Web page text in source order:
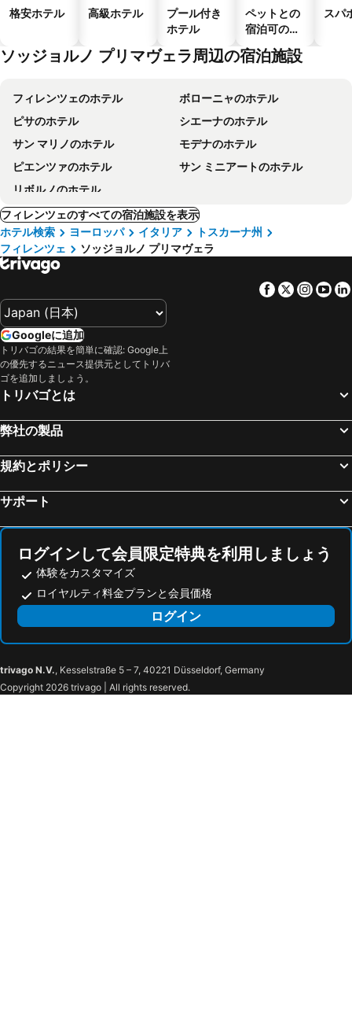
格安ホテル 高級ホテル
プール付き
ホテル
ペットとの
宿泊可のホ
テル
スパ
ソッジョルノ プリマヴェラ周辺の宿泊施設
フィレンツェのホテル
ボローニャのホテル
ピサのホテル
シエーナのホテル
サン マリノのホテル
モデナのホテル
ピエンツァのホテル
サン ミニアートのホテル
リボルノのホテル
フィレンツェのすべての宿泊施設を表示
ホテル検索
ヨーロッパ イタリア
トスカーナ州
フィレンツェ
ソッジョルノ プリマヴェラ
Facebook
Twitter
Googleに追加
トリバゴの結果を簡単に確認: Google上
の優先するニュース提供元としてトリバ
ゴを追加しましょう。
トリバゴとは
弊社の製品
規約とポリシー
サポート
ログインして会員限定特典を利用しましょう
体験をカスタマイズ
ロイヤルティ料金プランと会員価格
ログイン
trivago N.V., Kesselstraße 5 – 7, 40221 Düsseldorf, Germany
Copyright 2026 trivago | All rights reserved.